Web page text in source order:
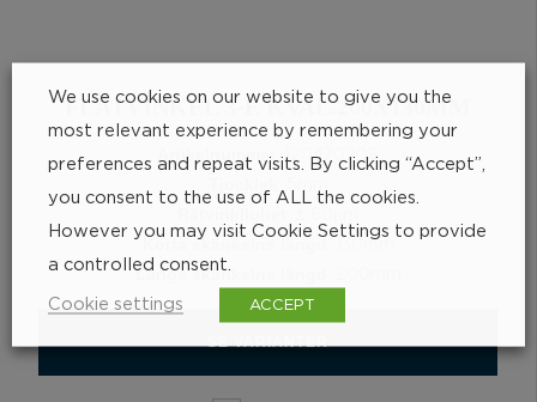
FLATVINKEL 3-E KVAL.200X130MM
Artikelnummer : 120470208
Korta skänkelns längd
Långa skänkelns längd
SE VARIANTER
We use cookies on our website to give you the
most relevant experience by remembering your
preferences and repeat visits. By clicking “Accept”,
you consent to the use of ALL the cookies.
However you may visit Cookie Settings to provide
a controlled consent.
Cookie settings ACCEPT